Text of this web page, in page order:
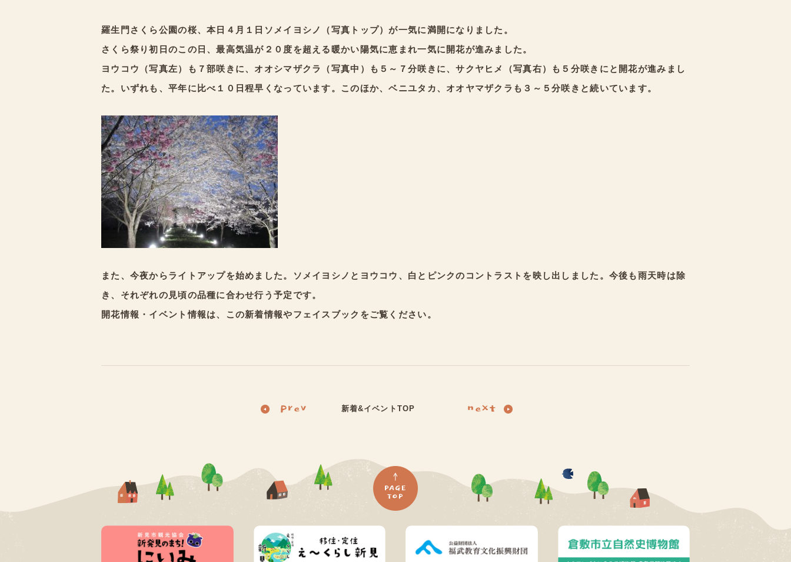
羅生門さくら公園の桜、本日４月１日ソメイヨシノ（写真トップ）が一気に満開になりました。
さくら祭り初日のこの日、最高気温が２０度を超える暖かい陽気に恵まれ一気に開花が進みました。
ヨウコウ（写真左）も７部咲きに、オオシマザクラ（写真中）も５～７分咲きに、サクヤヒメ（写真右）も５分咲きにと開花が進みまし
た。いずれも、平年に比べ１０日程早くなっています。このほか、ベニユタカ、オオヤマザクラも３～５分咲きと続いています。
また、今夜からライトアップを始めました。ソメイヨシノとヨウコウ、白とピンクのコントラストを映し出しました。今後も雨天時は除
き、それぞれの見頃の品種に合わせ行う予定です。
開花情報・イベント情報は、この新着情報やフェイスブックをご覧ください。
新着&イベントTOP